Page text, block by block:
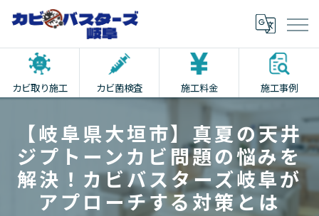
カビ取り施工 カビ菌検査 施工料金 施工事例
【岐阜県大垣市】真夏の天井
ジプトーンカビ問題の悩みを
解決！カビバスターズ岐阜が
アプローチする対策とは